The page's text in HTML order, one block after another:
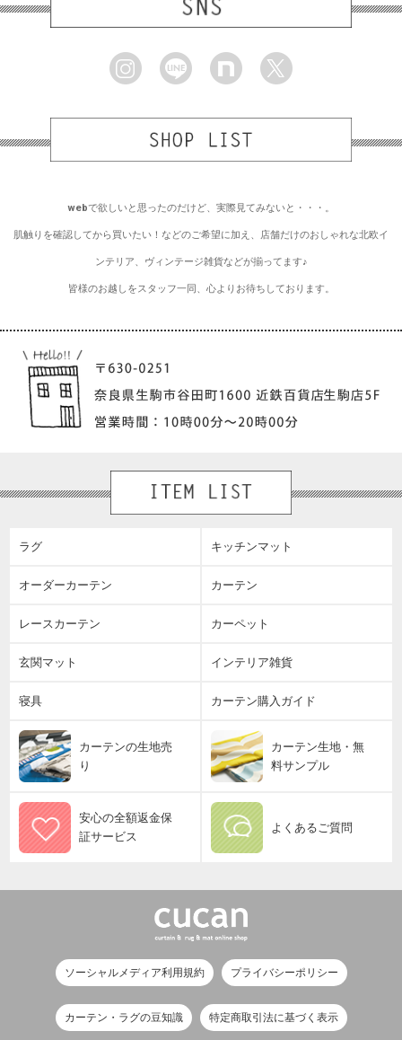
webで欲しいと思ったのだけど、実際見てみないと・・・。
肌触りを確認してから買いたい！などのご希望に加え、店舗だけのおしゃれな北欧イ
ンテリア、ヴィンテージ雑貨などが揃ってます♪
皆様のお越しをスタッフ一同、心よりお待ちしております。
ラグ キッチンマット
オーダーカーテン カーテン
レースカーテン カーペット
玄関マット インテリア雑貨
寝具 カーテン購入ガイド
カーテンの生地売
り
カーテン生地・無
料サンプル
安心の全額返金保
証サービス
よくあるご質問
ソーシャルメディア利用規約 プライバシーポリシー
カーテン・ラグの豆知識 特定商取引法に基づく表示